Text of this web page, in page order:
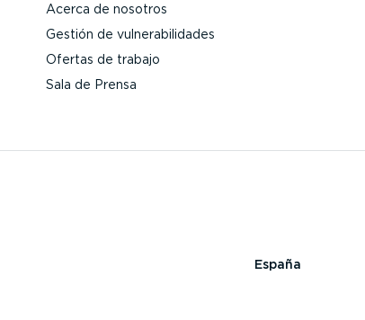
Acerca de nosotros
Gestión de vulne­ra­bi­li­dades
Ofertas de trabajo
Sala de Prensa
España